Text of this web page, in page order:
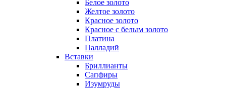
Белое золото
Желтое золото
Красное золото
Красное с белым золото
Платина
Палладий
Вставки
Бриллианты
Сапфиры
Изумруды